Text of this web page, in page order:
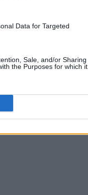
Data for Targeted
Sale, and/or Sharing
the Purposes for which it
din 2014 sau
peste ora 21.00,
a oamenilor care
tensiuni, cei aflati deja
față de personalul din